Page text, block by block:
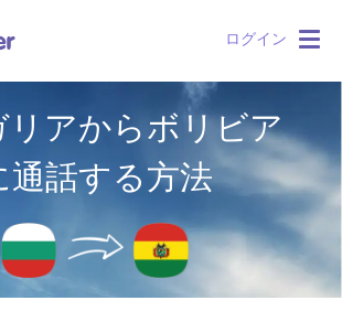
ログイン
リアからボリビア
通話する方法